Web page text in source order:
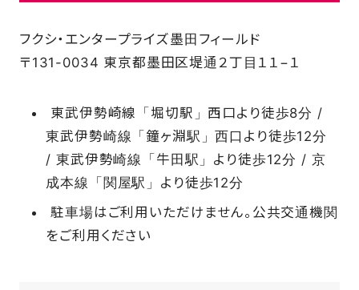
フクシ・エンタープライズ墨田フィールド
〒131-0034 東京都墨田区堤通２丁目１１−１
東武伊勢崎線「堀切駅」西口より徒歩8分 /
東武伊勢崎線「鐘ヶ淵駅」西口より徒歩12分
/ 東武伊勢崎線「牛田駅」より徒歩12分 / 京
成本線「関屋駅」より徒歩12分
駐車場はご利用いただけません。公共交通機関
をご利用ください